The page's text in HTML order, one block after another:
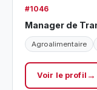
#1046
Manager de
Agroalimentaire
Voir le profil